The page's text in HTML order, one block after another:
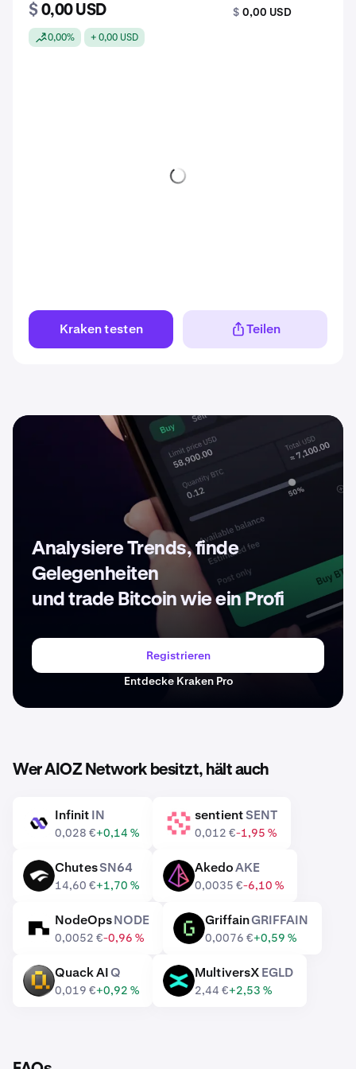
$ 0,00 USD
0,00% + 0,00 USD
$ 0,00 USD
Kraken testen Teilen
Analysiere Trends, finde
Gelegenheiten
und trade Bitcoin wie ein Profi
Registrieren
Entdecke Kraken Pro
Wer AIOZ Network besitzt, hält auch
IN InfinitIN
0,028 €+0,14 %
SENT sentientSENT
0,012 €-1,95 %
SN64 ChutesSN64
14,60 €+1,70 %
AKE AkedoAKE
0,0035 €-6,10 %
NODE NodeOpsNODE
0,0052 €-0,96 %
GRIFFAIN GriffainGRIFFAIN
0,0076 €+0,59 %
Quack AIQ
0,019 €+0,92 %
EGLD MultiversXEGLD
2,44 €+2,53 %